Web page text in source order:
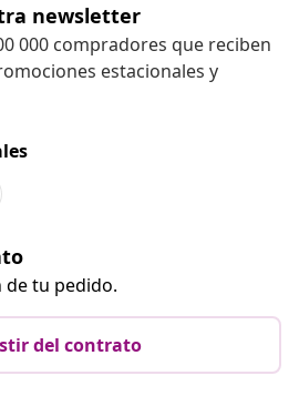
newsletter
000 compradores que reciben
estacionales y
de tu pedido.
del contrato